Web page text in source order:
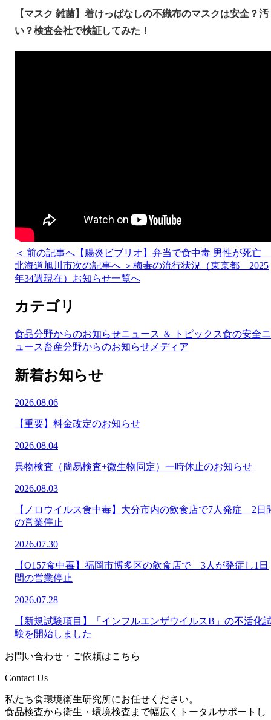
【マスク 雑菌】着けっぱなしの不織布のマスクは安全？汚
い？検査会社で検証してみた！
＜ 前の記事へ 【腸炎ビブリオ】弁当で食中毒 男性が死亡
北海道旭川市次の記事へ ＞ 梅毒の流行状況（東京都 2025
年34週現在） お知らせ一覧へ
カテゴリ
食品分野からのお知らせニュース ＆ トピックス食の安全ニ
ュース畜産分野からのお知らせ メディア
新着お知らせ
2026.08.06
【重要】料金改定のお知らせ
2026.08.04
異物検査（簡易検査+微生物同定）一時休止のお知らせ
2026.08.03
【ノロウイルス食中毒】大分市内の飲食店で7人発症 2日
の営業停止
2026.07.30
【O157食中毒】福岡市博多区の飲食店で 3人が発症し1日
間の営業停止
2026.07.28
【新規試験項目】「インフルエンザウイルスB」の不活化
験を開始しました
お問い合わせ・ご依頼はこちら
Contact Us
私たち食環境衛生研究所にお任せください。
食品検査から衛生・環境検査まで幅広くトータルサポートし